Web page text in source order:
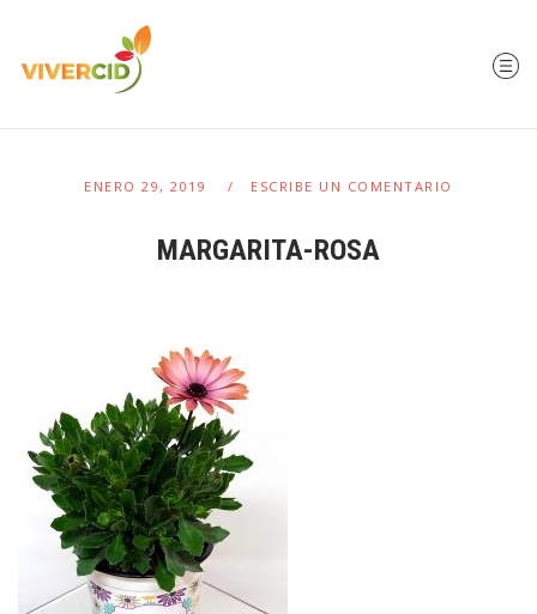
ENERO 29, 2019 ESCRIBE UN COMENTARIO
MARGARITA-ROSA